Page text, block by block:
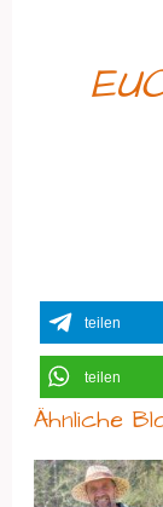
teilen
teilen
Ähnliche